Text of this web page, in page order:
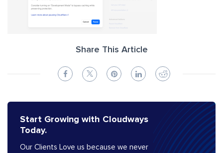
Share This Article
Start Growing with Cloudways
Today.
Our Clients Love us because we never